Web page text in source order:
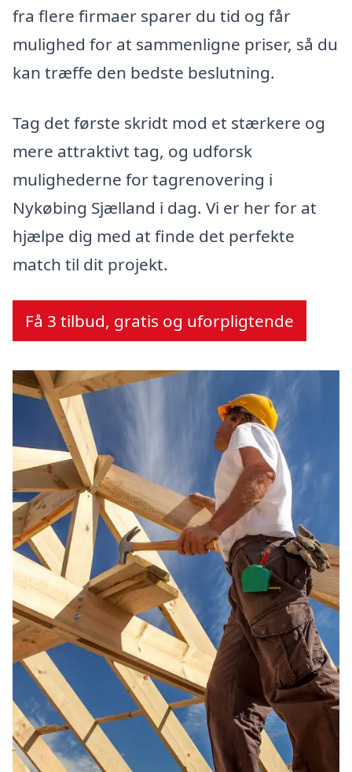
fra flere firmaer sparer du tid og får
mulighed for at sammenligne priser, så du
kan træffe den bedste beslutning.
Tag det første skridt mod et stærkere og
mere attraktivt tag, og udforsk
mulighederne for tagrenovering i
Nykøbing Sjælland i dag. Vi er her for at
hjælpe dig med at finde det perfekte
match til dit projekt.
Få 3 tilbud, gratis og uforpligtende